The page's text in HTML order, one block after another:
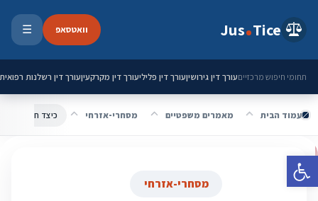
פתח סרגל נגישות
Jus Tice וואטסאפ ☰
תחומי חיפוש מרכזייםעורך דין גירושיןעורך דין פליליעורך דין מקרקעיןעורך דין רשלנות רפואית
עמוד הבית מאמרים משפטיים מסחרי-אזרחי כיצד חוזים
מסחרי-אזרחי